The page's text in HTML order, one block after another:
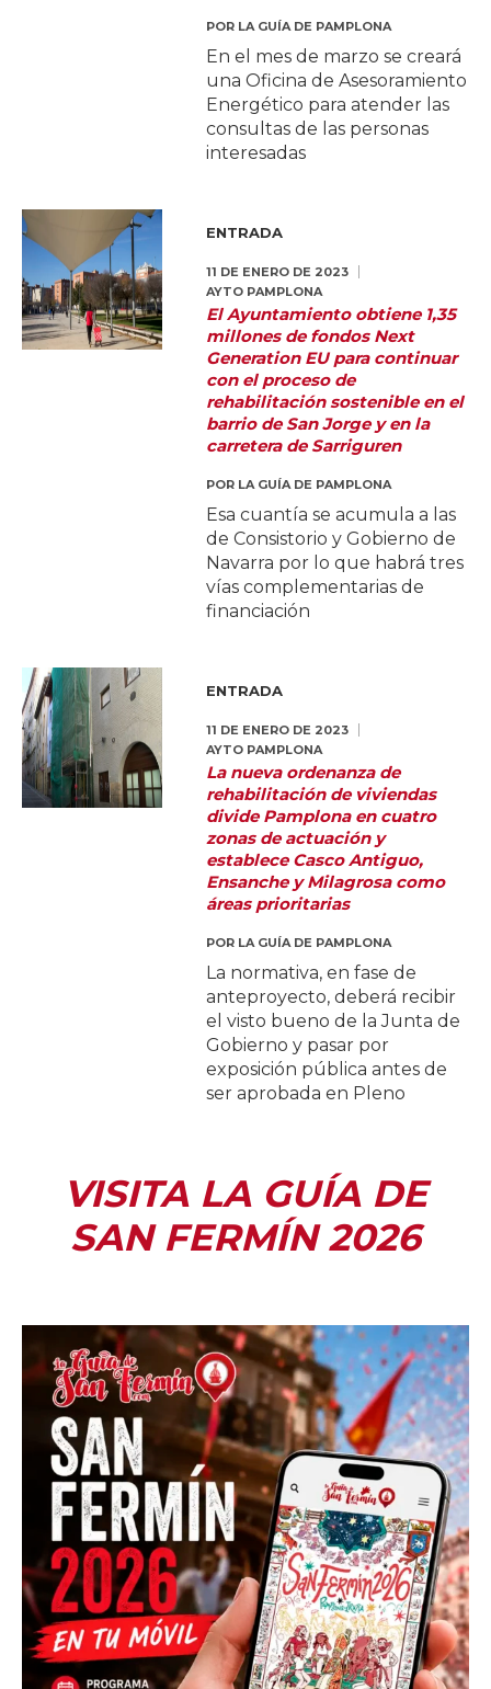
POR LA GUÍA DE PAMPLONA
En el mes de marzo se creará
una Oficina de Asesoramiento
Energético para atender las
consultas de las personas
interesadas
ENTRADA
11 DE ENERO DE 2023
AYTO PAMPLONA
El Ayuntamiento obtiene 1,35
millones de fondos Next
Generation EU para continuar
con el proceso de
rehabilitación sostenible en el
barrio de San Jorge y en la
carretera de Sarriguren
POR LA GUÍA DE PAMPLONA
Esa cuantía se acumula a las
de Consistorio y Gobierno de
Navarra por lo que habrá tres
vías complementarias de
financiación
ENTRADA
11 DE ENERO DE 2023
AYTO PAMPLONA
La nueva ordenanza de
rehabilitación de viviendas
divide Pamplona en cuatro
zonas de actuación y
establece Casco Antiguo,
Ensanche y Milagrosa como
áreas prioritarias
POR LA GUÍA DE PAMPLONA
La normativa, en fase de
anteproyecto, deberá recibir
el visto bueno de la Junta de
Gobierno y pasar por
exposición pública antes de
ser aprobada en Pleno
VISITA LA GUÍA DE
SAN FERMÍN 2026